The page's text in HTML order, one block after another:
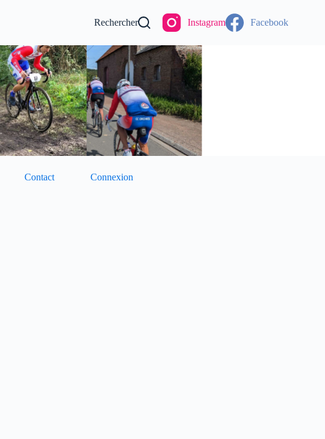
Rechercher Instagram Facebook
Contact Connexion